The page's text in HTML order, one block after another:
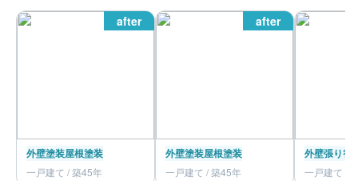
after
外壁塗装屋根塗装
一戸建て / 築45年
after
外壁塗装屋根塗装
一戸建て / 築45年
外壁張り替
一戸建て /